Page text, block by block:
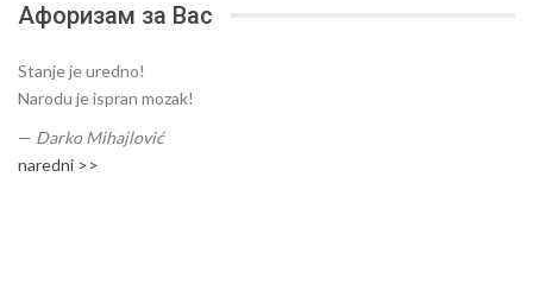
Афоризам за Вас
Stanje je uredno!
Narodu je ispran mozak!
— Darko Mihajlović
naredni >>